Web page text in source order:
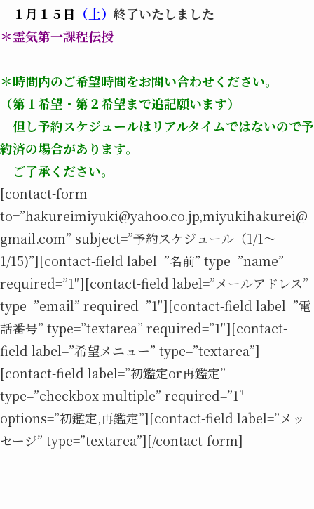
１月１５日 （土） 終了いたしました
＊霊気第一課程伝授
＊時間内のご希望時間をお問い合わせください。
（第１希望・第２希望まで追記願います）
但し予約スケジュールはリアルタイムではないので予
約済の場合があります。
ご了承ください。
[contact-form
to=”hakureimiyuki@yahoo.co.jp,miyukihakurei@
gmail.com” subject=”予約スケジュール（1/1～
1/15)”][contact-field label=”名前” type=”name”
required=”1″][contact-field label=”メールアドレス”
type=”email” required=”1″][contact-field label=”電
話番号” type=”textarea” required=”1″][contact-
field label=”希望メニュー” type=”textarea”]
[contact-field label=”初鑑定or再鑑定”
type=”checkbox-multiple” required=”1″
options=”初鑑定,再鑑定”][contact-field label=”メッ
セージ” type=”textarea”][/contact-form]